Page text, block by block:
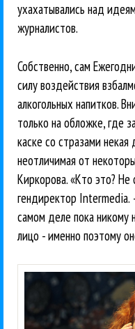
ухахатывались над
журналистов.
Собственно, сам
силу воздействия
алкогольных напитков.
только на обложке, где
каске со стразами
неотличимая от
Киркорова. «Кто это?
гендиректор Intermedia.
самом деле пока никому
лицо - именно поэтому